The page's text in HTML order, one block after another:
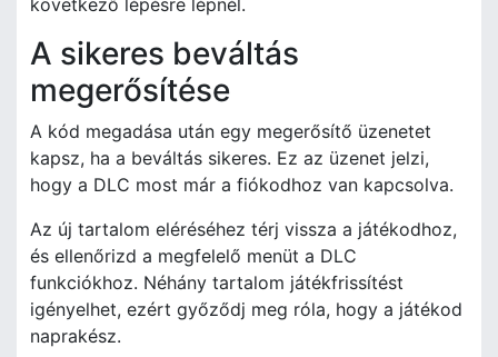
következő lépésre lépnél.
A sikeres beváltás
megerősítése
A kód megadása után egy megerősítő üzenetet
kapsz, ha a beváltás sikeres. Ez az üzenet jelzi,
hogy a DLC most már a fiókodhoz van kapcsolva.
Az új tartalom eléréséhez térj vissza a játékodhoz,
és ellenőrizd a megfelelő menüt a DLC
funkciókhoz. Néhány tartalom játékfrissítést
igényelhet, ezért győződj meg róla, hogy a játékod
naprakész.